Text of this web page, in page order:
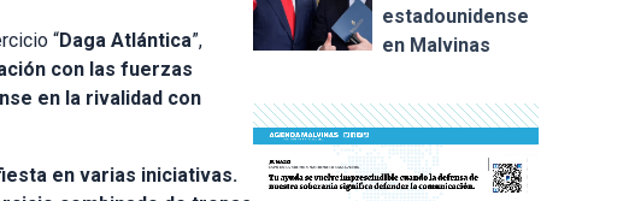
“Daga Atlántica”,
con las fuerzas
en la rivalidad con
en varias iniciativas.
estadounidense
en Malvinas